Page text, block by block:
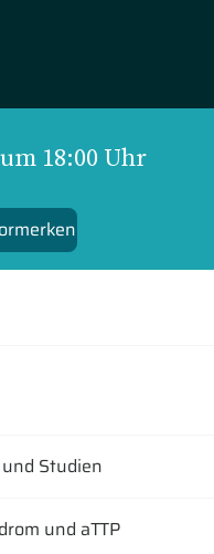
18:00 Uhr
Studien
und aTTP